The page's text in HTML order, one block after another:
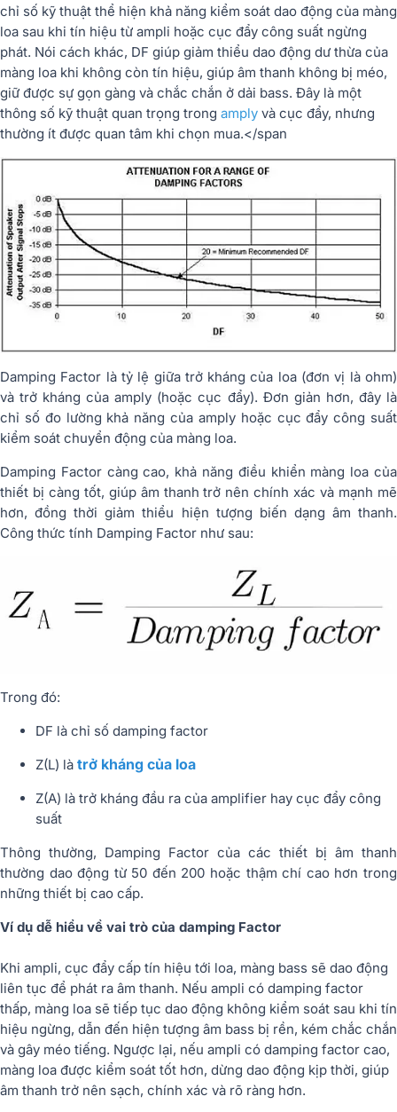
chỉ số kỹ thuật thể hiện khả năng kiểm soát dao động của màng
loa sau khi tín hiệu từ ampli hoặc cục đẩy công suất ngừng
phát. Nói cách khác, DF giúp giảm thiểu dao động dư thừa của
màng loa khi không còn tín hiệu, giúp âm thanh không bị méo,
giữ được sự gọn gàng và chắc chắn ở dải bass. Đây là một
thông số kỹ thuật quan trọng trong amply và cục đẩy, nhưng
thường ít được quan tâm khi chọn mua.</span
Damping Factor là tỷ lệ giữa trở kháng của loa (đơn vị là ohm)
và trở kháng của amply (hoặc cục đẩy). Đơn giản hơn, đây là
chỉ số đo lường khả năng của amply hoặc cục đẩy công suất
kiểm soát chuyển động của màng loa.
Damping Factor càng cao, khả năng điều khiển màng loa của
thiết bị càng tốt, giúp âm thanh trở nên chính xác và mạnh mẽ
hơn, đồng thời giảm thiểu hiện tượng biến dạng âm thanh.
Công thức tính Damping Factor như sau:
Trong đó:
DF là chỉ số damping factor
Z(L) là trở kháng của loa
Z(A) là trở kháng đầu ra của amplifier hay cục đẩy công
suất
Thông thường, Damping Factor của các thiết bị âm thanh
thường dao động từ 50 đến 200 hoặc thậm chí cao hơn trong
những thiết bị cao cấp.
Ví dụ dễ hiểu về vai trò của damping Factor
Khi ampli, cục đẩy cấp tín hiệu tới loa, màng bass sẽ dao động
liên tục để phát ra âm thanh. Nếu ampli có damping factor
thấp, màng loa sẽ tiếp tục dao động không kiểm soát sau khi tín
hiệu ngừng, dẫn đến hiện tượng âm bass bị rền, kém chắc chắn
và gây méo tiếng. Ngược lại, nếu ampli có damping factor cao,
màng loa được kiểm soát tốt hơn, dừng dao động kịp thời, giúp
âm thanh trở nên sạch, chính xác và rõ ràng hơn.